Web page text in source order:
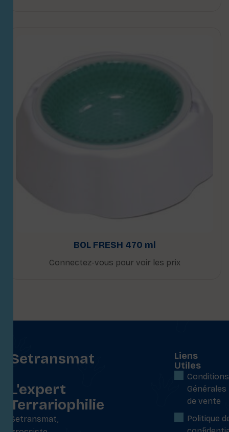
BOL FRESH 470 ml
Connectez-vous pour voir les prix
Setransmat
L'expert
Terrariophilie
Setransmat,
Liens
Utiles
Conditions
Générales
de vente
Politique